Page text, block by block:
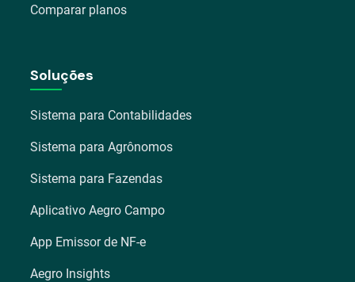
Comparar planos
Soluções
Sistema para Contabilidades
Sistema para Agrônomos
Sistema para Fazendas
Aplicativo Aegro Campo
App Emissor de NF-e
Aegro Insights